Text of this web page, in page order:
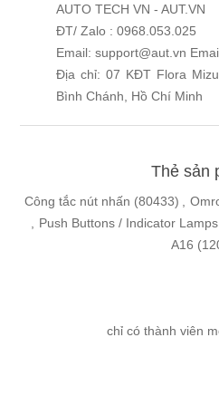
AUTO TECH VN - AUT.VN
ĐT/ Zalo : 0968.053.025
Email: support@aut.vn
Địa chỉ: 07 KĐT Flora
Bình Chánh, Hồ Chí Minh
Thẻ sản
Công tắc nút nhấn (80433)
Push Buttons / Indicator Lamps
A16
chỉ có thành viên